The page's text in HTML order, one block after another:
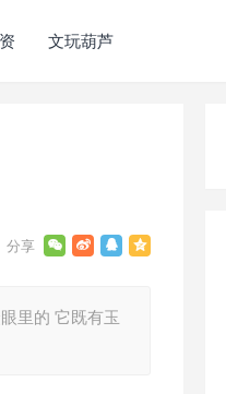
文玩葫芦
里的 它既有玉